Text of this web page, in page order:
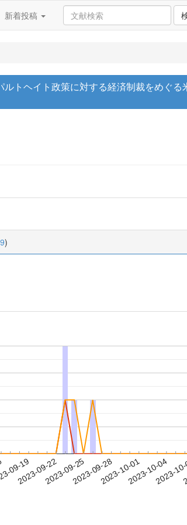
新着投稿
トヘイト政策に対する経済制裁をめぐ
)
09-19
2023-09-222023-09-252023-09-282023-10-012023-10-04
2023-